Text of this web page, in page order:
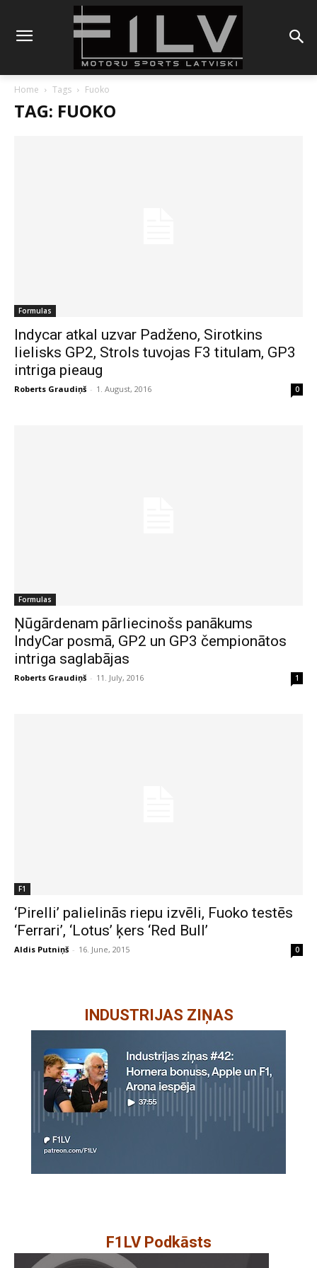
Home Tags Fuoko
TAG: FUOKO
Formulas
Indycar atkal uzvar Padženo, Sirotkins
lielisks GP2, Strols tuvojas F3 titulam, GP3
intriga pieaug
Roberts Graudiņš - 1. August, 2016 0
Formulas
Ņūgārdenam pārliecinošs panākums
IndyCar posmā, GP2 un GP3 čempionātos
intriga saglabājas
Roberts Graudiņš - 11. July, 2016 1
F1
‘Pirelli’ palielinās riepu izvēli, Fuoko testēs
‘Ferrari’, ‘Lotus’ ķers ‘Red Bull’
Aldis Putniņš - 16. June, 2015 0
INDUSTRIJAS ZIŅAS
F1LV Podkāsts